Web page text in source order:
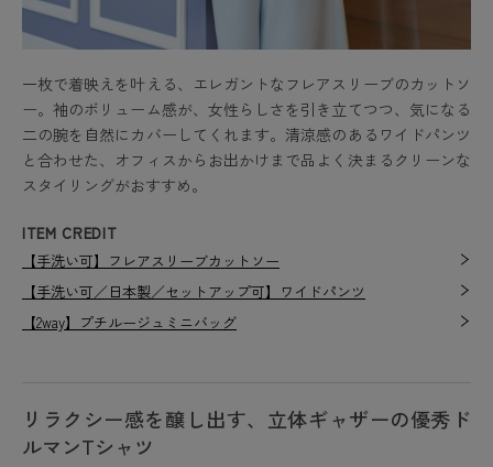
一枚で着映えを叶える、エレガントなフレアスリーブのカットソ
ー。袖のボリューム感が、女性らしさを引き立てつつ、気になる
二の腕を自然にカバーしてくれます。清涼感のあるワイドパンツ
と合わせた、オフィスからお出かけまで品よく決まるクリーンな
スタイリングがおすすめ。
ITEM CREDIT
【手洗い可】フレアスリーブカットソー
【手洗い可／日本製／セットアップ可】ワイドパンツ
【2way】プチルージュミニバッグ
リラクシー感を醸し出す、立体ギャザーの優秀ド
ルマンTシャツ